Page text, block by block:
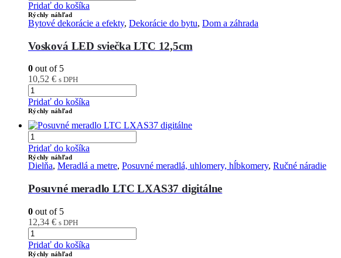
Pridať do košíka
Rýchly náhľad
Bytové dekorácie a efekty, Dekorácie do bytu, Dom a záhrada
Vosková LED sviečka LTC 12,5cm
0 out of 5
10,52 € s DPH
Pridať do košíka
Rýchly náhľad
Pridať do košíka
Rýchly náhľad
Dielňa, Meradlá a metre, Posuvné meradlá, uhlomery, hĺbkomery, Ručné náradie
Posuvné meradlo LTC LXAS37 digitálne
0 out of 5
12,34 € s DPH
Pridať do košíka
Rýchly náhľad